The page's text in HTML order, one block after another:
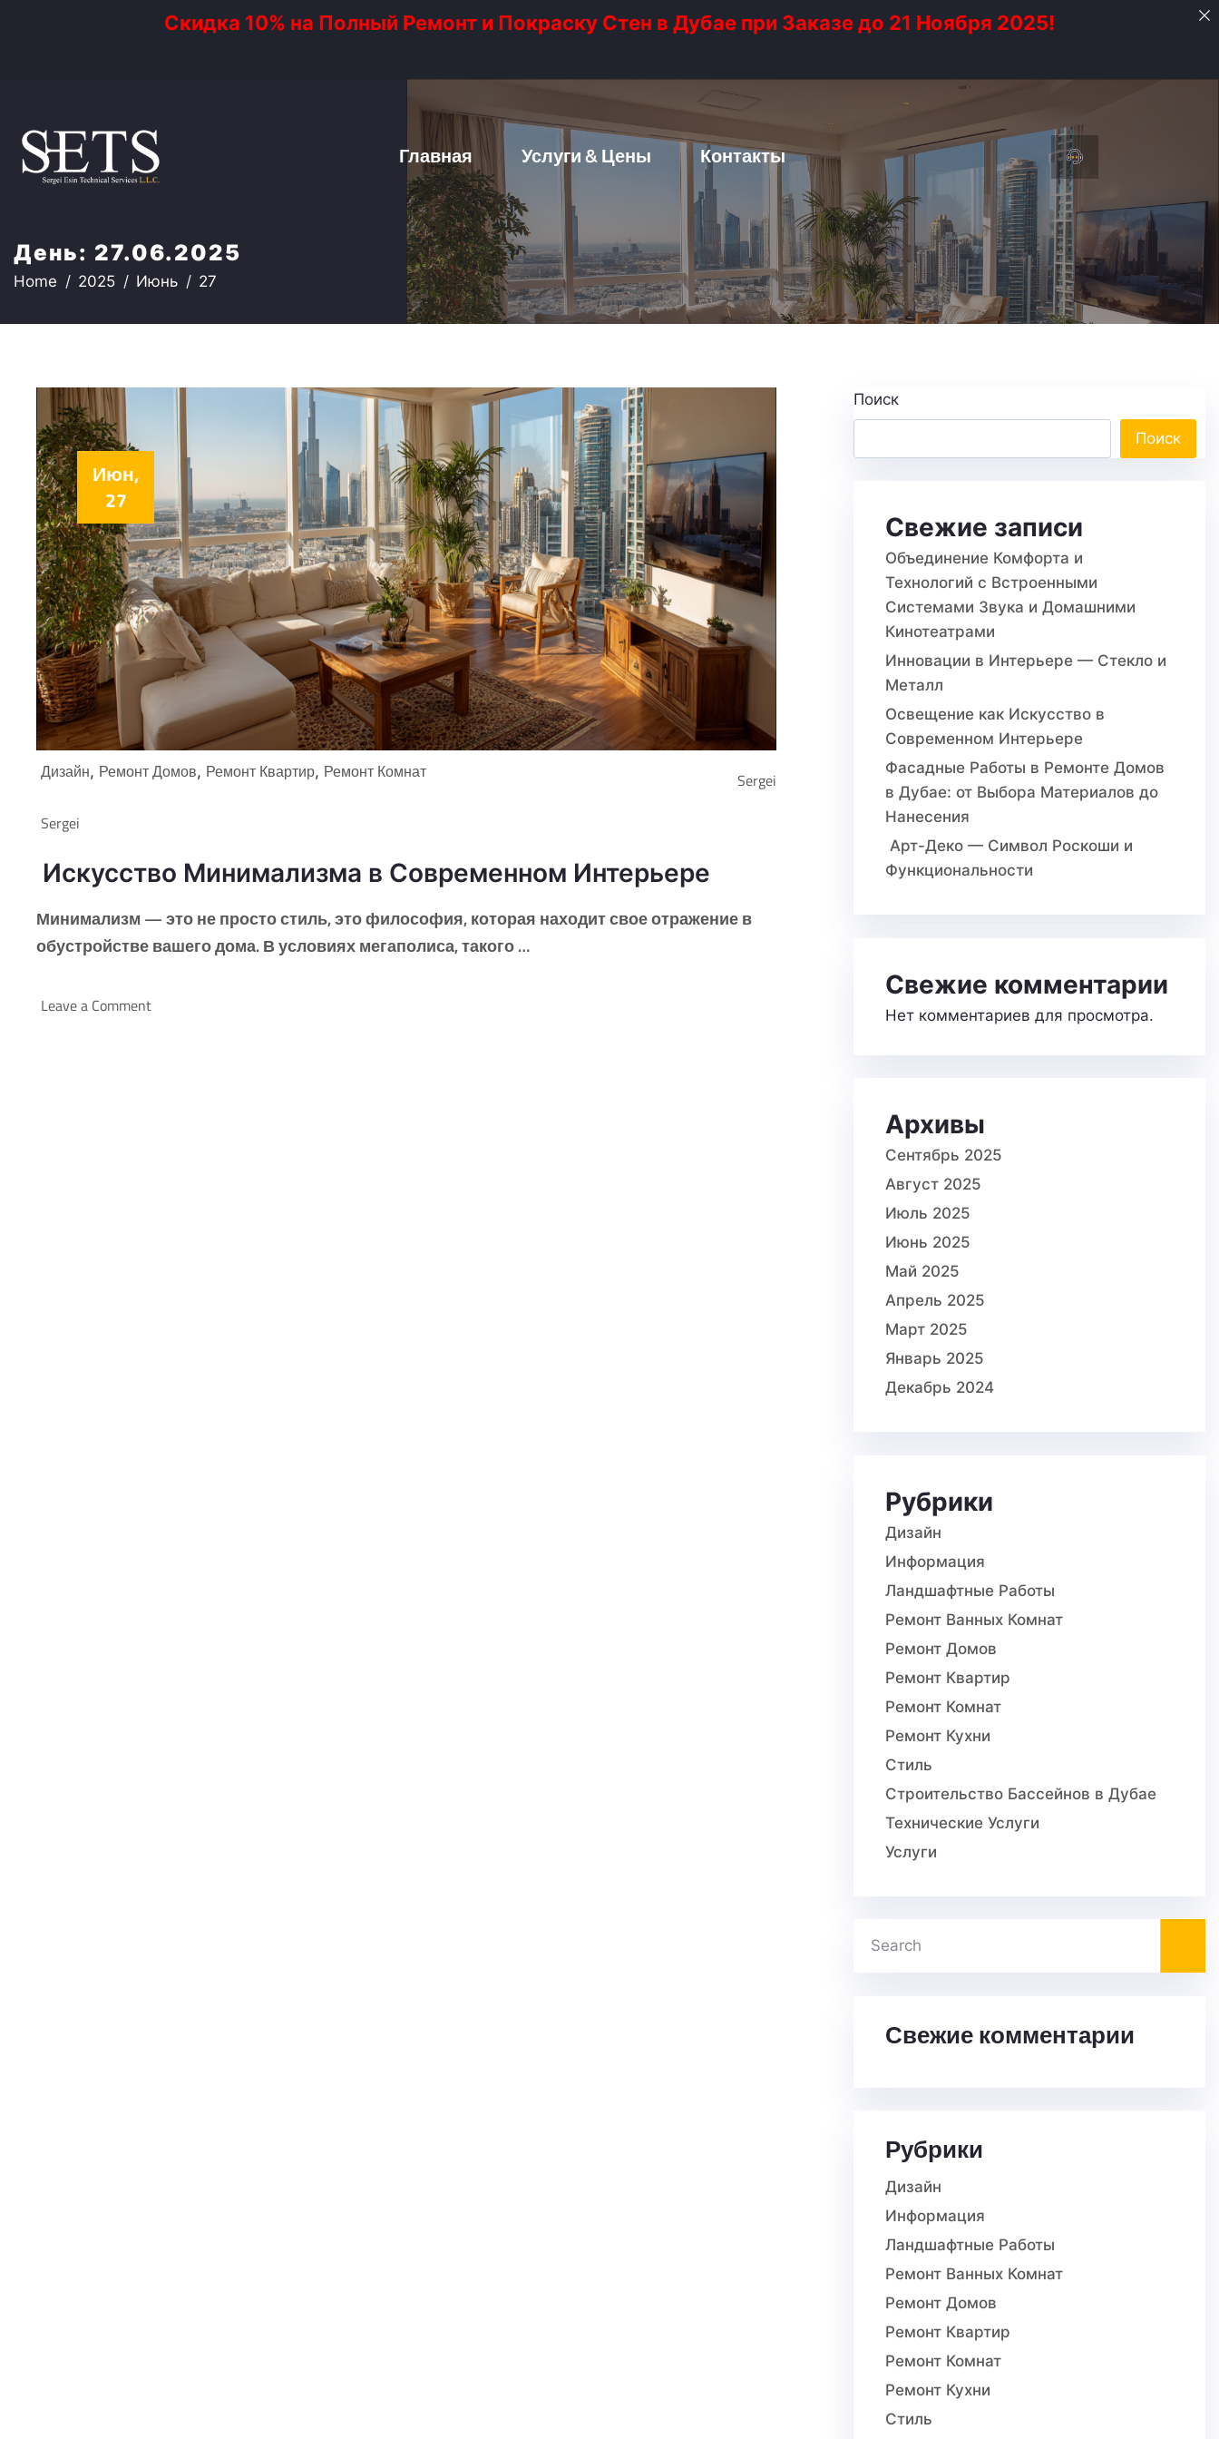
Скидка 10% на Полный Ремонт и Покраску Стен в Дубае при Заказе до 21 Ноября 2025!
Главная Услуги & Цены Контакты
День: 27.06.2025
Home 2025 Июнь 27
Июн,
27
Дизайн, Ремонт Домов, Ремонт Квартир, Ремонт Комнат
Sergei
Sergei
Искусство Минимализма в Современном Интерьере
Минимализм — это не просто стиль, это философия, которая находит свое отражение в
обустройстве вашего дома. В условиях мегаполиса, такого …
Leave a Comment
Поиск
Поиск
Свежие записи
Объединение Комфорта и
Технологий с Встроенными
Системами Звука и Домашними
Кинотеатрами
Инновации в Интерьере — Стекло и
Металл
Освещение как Искусство в
Современном Интерьере
Фасадные Работы в Ремонте Домов
в Дубае: от Выбора Материалов до
Нанесения
Арт-Деко — Символ Роскоши и
Функциональности
Свежие комментарии
Нет комментариев для просмотра.
Архивы
Сентябрь 2025
Август 2025
Июль 2025
Июнь 2025
Май 2025
Апрель 2025
Март 2025
Январь 2025
Декабрь 2024
Рубрики
Дизайн
Информация
Ландшафтные Работы
Ремонт Ванных Комнат
Ремонт Домов
Ремонт Квартир
Ремонт Комнат
Ремонт Кухни
Стиль
Строительство Бассейнов в Дубае
Технические Услуги
Услуги
Свежие комментарии
Рубрики
Дизайн
Информация
Ландшафтные Работы
Ремонт Ванных Комнат
Ремонт Домов
Ремонт Квартир
Ремонт Комнат
Ремонт Кухни
Стиль